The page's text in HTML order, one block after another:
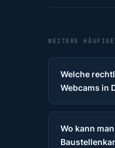
WEITERE
Welche
Webcams in
Wo kann